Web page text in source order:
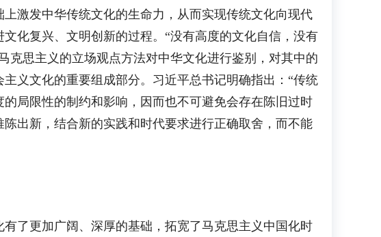
激发中华传统文化的生命力，从而实现传统文化向现代
化复兴、文明创新的过程。“没有高度的文化自信，没有
克思主义的立场观点方法对中华文化进行鉴别，对其中的
义文化的重要组成部分。习近平总书记明确指出：“传统
局限性的制约和影响，因而也不可避免会存在陈旧过时
出新，结合新的实践和时代要求进行正确取舍，而不能
了更加广阔、深厚的基础，拓宽了马克思主义中国化时